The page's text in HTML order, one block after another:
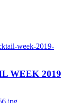
week-2019-
WEEK 2019